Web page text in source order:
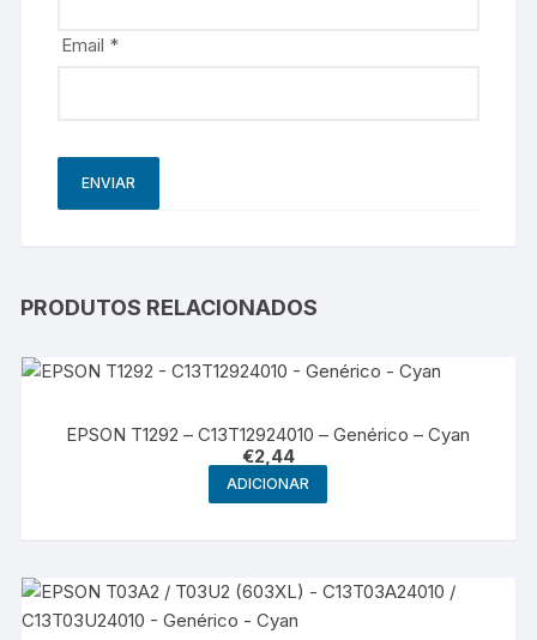
Email *
PRODUTOS RELACIONADOS
EPSON T1292 – C13T12924010 – Genérico – Cyan
€2,44
ADICIONAR